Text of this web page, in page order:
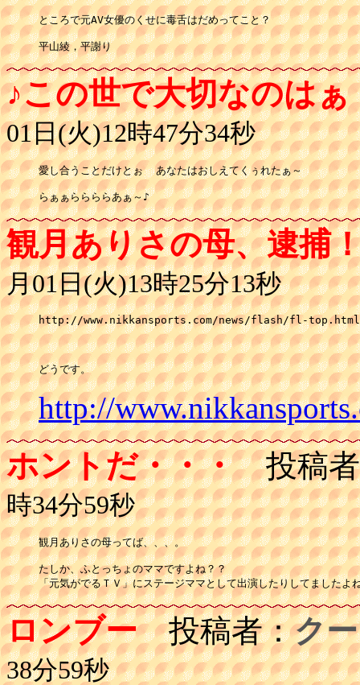
ところで元AV女優のくせに毒舌はだめってこと？
平山綾，平謝り
♪この世で大切なのはぁ
01日(火)12時47分34秒
愛し合うことだけとぉ  あなたはおしえてくぅれたぁ～
らぁぁららららあぁ～♪
観月ありさの母、逮捕
月01日(火)13時25分13秒
http://www.nikkansports.com/news/flash/fl-top.html
どうです。
http://
ホントだ・・・投稿者
時34分59秒
観月ありさの母ってば、、、。
たしか、ふとっちょのママですよね？？
ロンブー投稿者：ク
38分59秒